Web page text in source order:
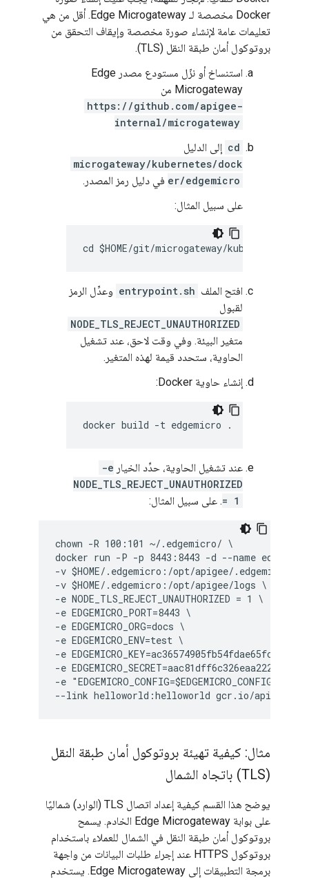
Docker مخصصة لـ Edge Microgateway. أقل من هي
تعليمات عامة لإنشاء صورة مخصصة وإيقاف التحقق من
بروتوكول أمان طبقة النقل (TLS).
استنساخ أو نزّل مستودع مصدر Edge
Microgateway من
https://github.com/apigee-
internal/microgateway
cd إلى الدليل
microgateway/kubernetes/dock
er/edgemicro في دليل رمز المصدر.
على سبيل المثال:
افتح الملف entrypoint.sh وعدِّل الرمز
لقبول
NODE_TLS_REJECT_UNAUTHORIZED
متغير البيئة. وفي وقت لاحق، عند تشغيل
الحاوية، ستحدد قيمة لهذه المتغير.
إنشاء حاوية Docker:
عند تشغيل الحاوية، حدِّد الخيار -e
NODE_TLS_REJECT_UNAUTHORIZED
= 1. على سبيل المثال:
chown -R 100:101 ~/.edgemicro/ \
docker run -P -p 8443:8443 -d --name
-v $HOME/.edgemicro:/opt/apigee/.edgemicro \
-v $HOME/.edgemicro:/opt/apigee/logs \
-e NODE_TLS_REJECT_UNAUTHORIZED = 1 \
-e EDGEMICRO_PORT=8443 \
-e EDGEMICRO_ORG=docs \
-e EDGEMICRO_ENV=test \
-e
-e
-e "EDGEMICRO_CONFIG=$EDGEMICRO_CONFIG" \
مثال: كيفية تهيئة بروتوكول أمان طبقة النقل
(TLS) باتجاه الشمال
يوضح هذا القسم كيفية إعداد اتصال TLS (الوارد) شماليًا
على بوابة Edge Microgateway الخادم. يسمح
بروتوكول أمان طبقة النقل في الشمال للعملاء باستخدام
بروتوكول HTTPS عند إجراء طلبات البيانات من واجهة
برمجة التطبيقات إلى Edge Microgateway. يستخدم